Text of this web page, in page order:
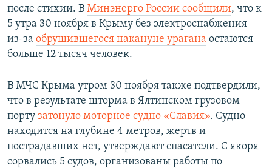
после стихии. В Минэнерго России сообщили, что к
5 утра 30 ноября в Крыму без электроснабжения
из-за обрушившегося накануне урагана остаются
больше 12 тысяч человек.
В МЧС Крыма утром 30 ноября также подтвердили,
что в результате шторма в Ялтинском грузовом
порту затонуло моторное судно «Славия». Судно
находится на глубине 4 метров, жертв и
пострадавших нет, утверждают спасатели. С якоря
сорвались 5 судов, организованы работы по